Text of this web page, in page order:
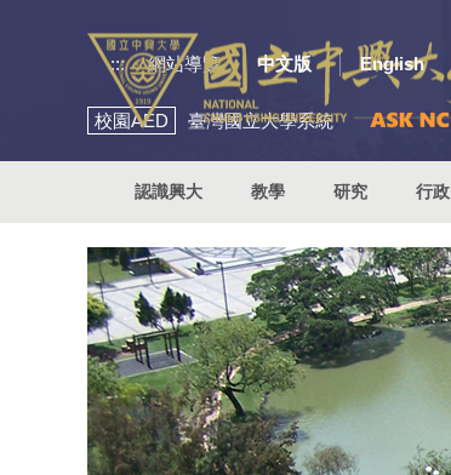
::: 網站導覽 中文版 English
校園AED 臺灣國立大學系統
認識興大 教學 研究 行政